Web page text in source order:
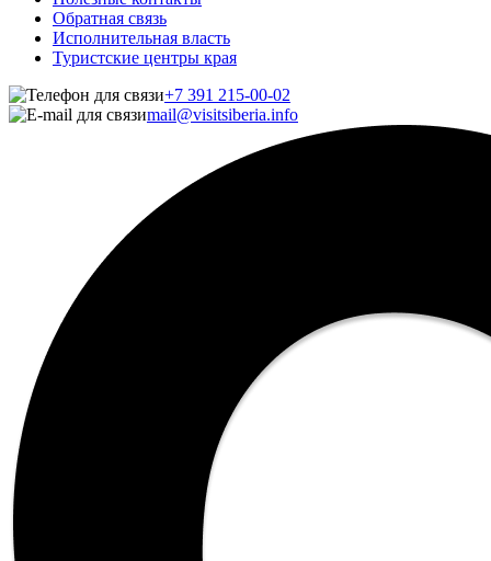
Обратная связь
Исполнительная власть
Туристские центры края
+7 391 215-00-02
mail@visitsiberia.info